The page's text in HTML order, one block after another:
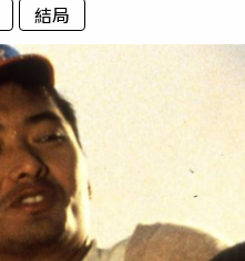
結局